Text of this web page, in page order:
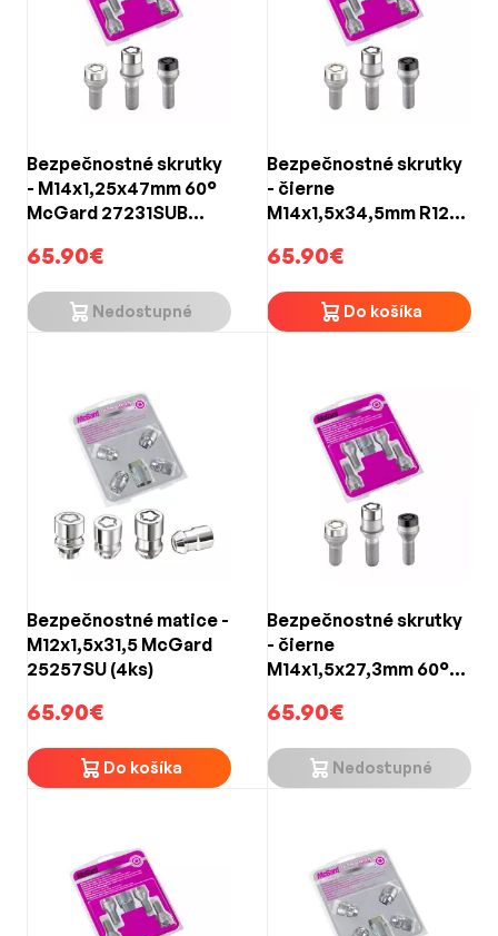
Bezpečnostné skrutky
- M14x1,25x47mm 60°
McGard 27231SUB
65.90€
Nedostupné
Bezpečnostné skrutky
- čierne
M14x1,5x34,5mm R12
BLACK EDITION (4ks)
65.90€
Do košíka
Bezpečnostné matice -
M12x1,5x31,5 McGard
25257SU (4ks)
65.90€
Do košíka
Bezpečnostné skrutky
- čierne
M14x1,5x27,3mm 60°
BLACK EDITION (4ks)
65.90€
Nedostupné